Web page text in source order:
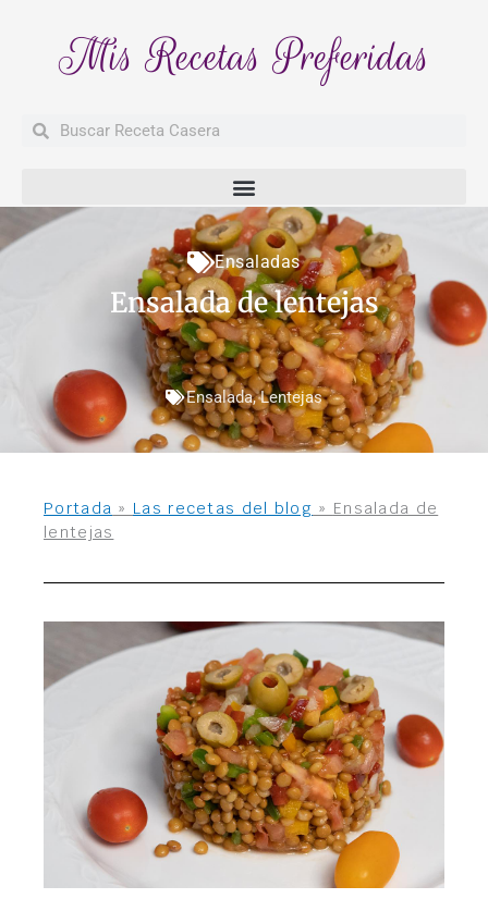
Mis Recetas Preferidas
BuscarBuscar
Ensaladas
Ensalada de lentejas
Ensalada,Lentejas
Portada » Las recetas del blog » Ensalada de
lentejas